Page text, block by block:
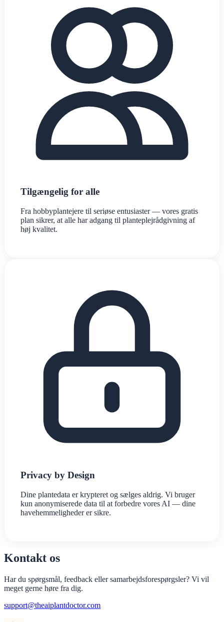
Tilgængelig for alle
Fra hobbyplantejere til seriøse entusiaster — vores gratis
plan sikrer, at alle har adgang til planteplejrådgivning af
høj kvalitet.
Privacy by Design
Dine plantedata er krypteret og sælges aldrig. Vi bruger
kun anonymiserede data til at forbedre vores AI — dine
havehemmeligheder er sikre.
Kontakt os
Har du spørgsmål, feedback eller samarbejdsforespørgsler? Vi vil
meget gerne høre fra dig.
support@theaiplantdoctor.com